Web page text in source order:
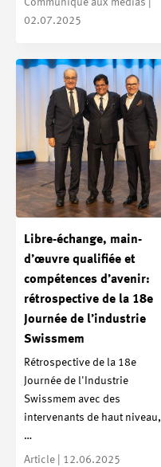
Communiqué aux médias |
02.07.2025
Libre-échange, main-
d’œuvre qualifiée et
compétences d’avenir:
rétrospective de la 18e
Journée de l’industrie
Swissmem
Rétrospective de la 18e
Journée de l'Industrie
Swissmem avec des
intervenants de haut niveau,
…
Article | 12.06.2025